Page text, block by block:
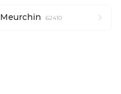
Meurchin 62410